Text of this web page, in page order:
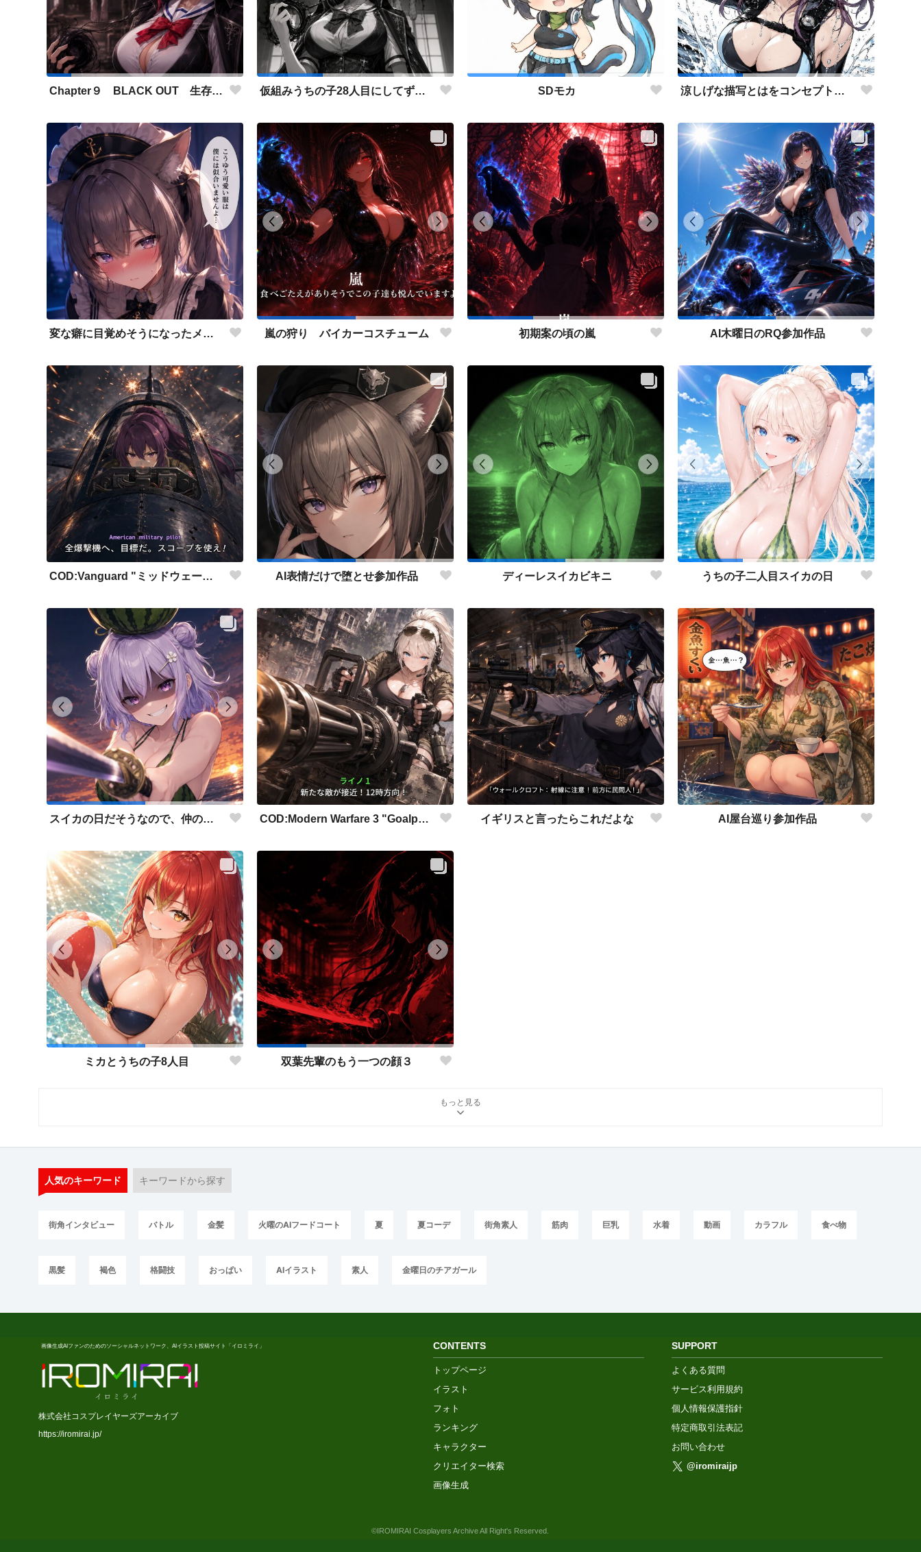
Chapter９ BLACK OUT 生存者側伴 緋聖の設定とストーリーに使用した画像 仮組みうちの子28人目にしてずっと作りたかった仕事人ポジション。 SDモカ 涼しげな描写とはをコンセプトにしたダイバー花梨先輩
変な癖に目覚めそうになったメイドディーレ赤面バージョン 嵐の狩り バイカーコスチューム 初期案の頃の嵐 AI木曜日のRQ参加作品
COD:Vanguard "ミッドウェー海戦" AI表情だけで堕とせ参加作品 ディーレスイカビキニ うちの子二人目スイカの日
スイカの日だそうなので、仲の良い先輩後輩でスイカ割り（意味深） COD:Modern Warfare 3 "Goalpost" イギリスと言ったらこれだよな AI屋台巡り参加作品
ミカとうちの子8人目 双葉先輩のもう一つの顔３
もっと見る
人気のキーワード キーワードから探す
街角インタビュー バトル 金髪 火曜のAIフードコート 夏 夏コーデ 街角素人 筋肉 巨乳 水着 動画 カラフル 食べ物
黒髪 褐色 格闘技 おっぱい AIイラスト 素人 金曜日のチアガール
画像生成AIファンのためのソーシャルネットワーク、AIイラスト投稿サイト「イロミライ」
株式会社コスプレイヤーズアーカイブ
https://iromirai.jp/
SUPPORT
よくある質問
サービス利用規約
個人情報保護指針
特定商取引法表記
お問い合わせ
@iromiraijp
CONTENTS
トップページ
イラスト
フォト
ランキング
キャラクター
クリエイター検索
画像生成
©IROMIRAI Cosplayers Archive All Right's Reserved.